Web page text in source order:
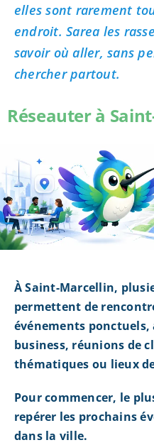
elles sont rarement
endroit. Sarea les
savoir où aller, sans
chercher partout.
Réseauter à
À Saint-Marcellin,
permettent de
événements
business, réunions de
thématiques ou lieux
Pour commencer, le
repérer les prochains
dans la ville.